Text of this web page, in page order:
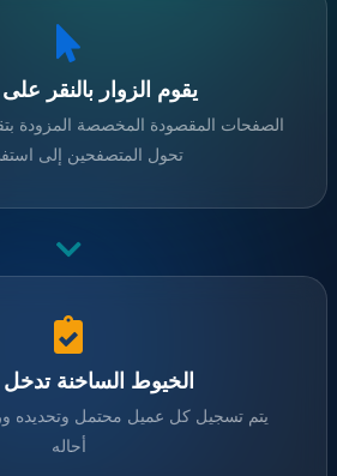
يقوم الزوار بالنقر
الصفحات المقصودة المخصصة المزودة
تحول المتصفحين إلى
الخيوط الساخنة تدخل
يتم تسجيل كل عميل محتمل وتحديده
أحاله